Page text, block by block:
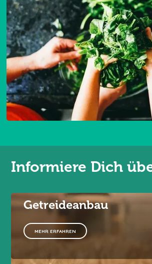
Informiere Dich
Getreideanbau
MEHR ERFAHREN